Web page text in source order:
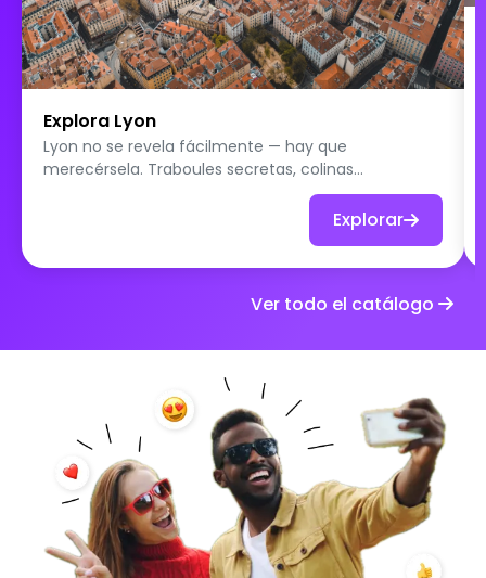
Explora Lyon
Lyon no se revela fácilmente — hay que
merecérsela. Traboules secretas, colinas
misteriosas, cocina legendaria y murales gigantes:
sal a descubrir la ciudad que esconde sus más
Explorar
Ver todo el catálogo